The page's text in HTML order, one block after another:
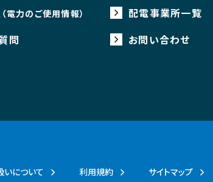
（電力のご使用情報）
配電事業所一覧
問
お問い合わせ
について 利用規約 サイトマップ